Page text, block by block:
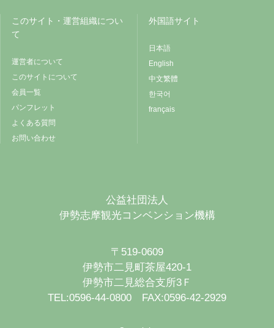
このサイト・運営組織につい
て
運営者について
このサイトについて
会員一覧
パンフレット
よくある質問
お問い合わせ
外国語サイト
日本語
English
中文繁體
한국어
français
公益社団法人
伊勢志摩観光コンベンション機構
〒519-0609
伊勢市二見町茶屋420-1
伊勢市二見総合支所3Ｆ
TEL:0596-44-0800 FAX:0596-42-2929